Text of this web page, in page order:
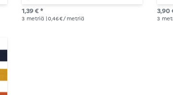
1,39 € *
3 metriä | 0,46 € / metriä
3,90
3